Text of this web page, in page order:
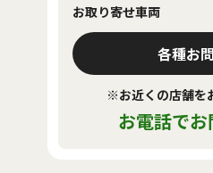
お取り寄せ車両
各種お
※お近くの店舗を
お電話で